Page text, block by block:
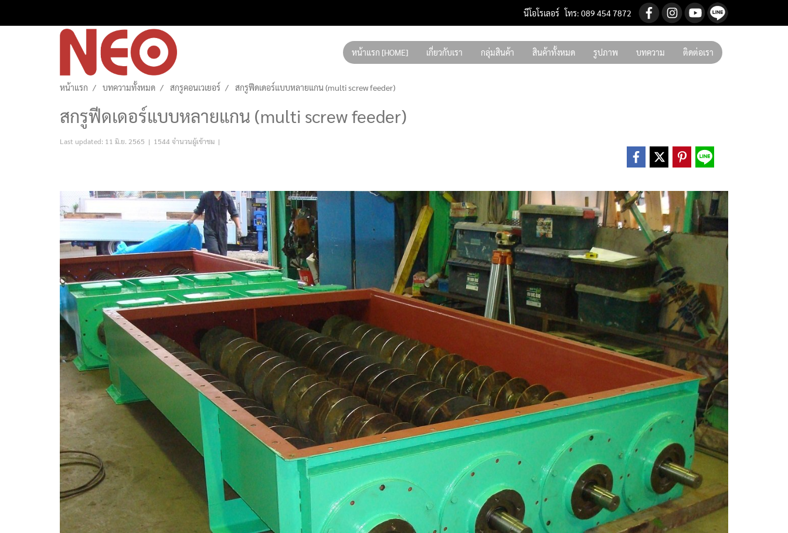
นีโอโรเลอร์ โทร: 089 454 7872
หน้าแรก [HOME] เกี่ยวกับเรา กลุ่มสินค้า สินค้าทั้งหมด รูปภาพ บทความ ติดต่อเรา
หน้าแรก บทความทั้งหมด สกรูคอนเวเยอร์ สกรูฟีดเดอร์แบบหลายแกน (multi screw feeder)
สกรูฟีดเดอร์แบบหลายแกน (multi screw feeder)
Last updated: 11 มิ.ย. 2565 | 1544 จำนวนผู้เข้าชม |